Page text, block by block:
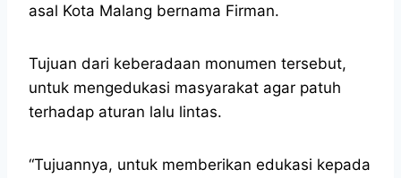
asal Kota Malang bernama Firman.
Tujuan dari keberadaan monumen tersebut,
untuk mengedukasi masyarakat agar patuh
terhadap aturan lalu lintas.
“Tujuannya, untuk memberikan edukasi kepada